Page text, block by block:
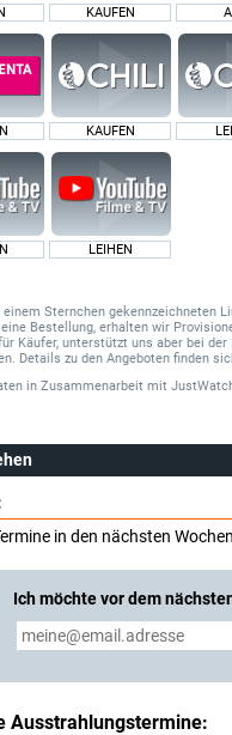
KAUFEN
KAUFEN
LEIHEN
Sternchen gekennzeichneten
Bestellung, erhalten wir
Käufer, unterstützt uns aber bei
Details zu den Angeboten finden
in Zusammenarbeit mit
in den nächsten
Ich möchte vor dem
Ausstrahlungstermine: